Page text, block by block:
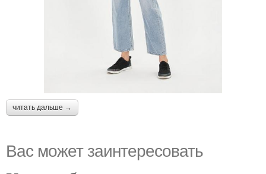
читать дальше →
Вас может заинтересовать